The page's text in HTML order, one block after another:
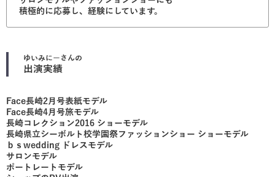
積極的に応募し、経験にしています。
ゆいみにー さんの
出演実績
Face長崎2月号表紙モデル
Face長崎4月号旅モデル
長崎コレクション2016 ショーモデル
長崎県立シーボルト校学園祭ファッションショー ショーモデル
ｂｓwedding ドレスモデル
サロンモデル
ポートレートモデル